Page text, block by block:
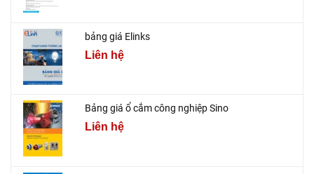
bảng giá Elinks
Liên hệ
Bảng giá ổ cắm công nghiệp Sino
Liên hệ